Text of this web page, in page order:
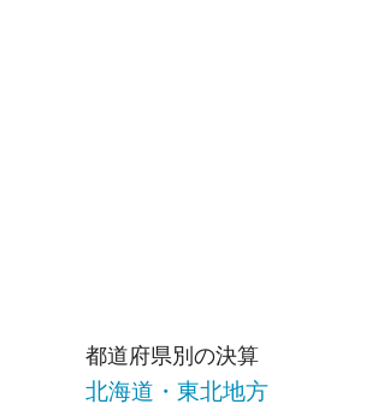
都道府県別の決算
北海道・東北地方